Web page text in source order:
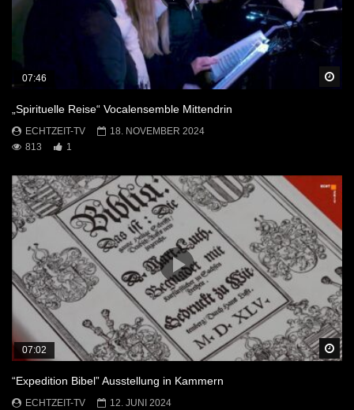
07:46
„Spirituelle Reise“ Vocalensemble Mittendrin
ECHTZEIT-TV
18. NOVEMBER 2024
813
1
07:02
“Expedition Bibel” Ausstellung in Kammern
ECHTZEIT-TV
12. JUNI 2024